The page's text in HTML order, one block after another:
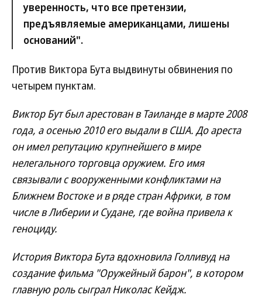
уверенность, что все претензии,
предъявляемые американцами, лишены
оснований".
Против Виктора Бута выдвинуты обвинения по
четырем пунктам.
Виктор Бут был арестован в Таиланде в марте 2008
года, а осенью 2010 его выдали в США. До ареста
он имел репутацию крупнейшего в мире
нелегального торговца оружием. Его имя
связывали с вооруженными конфликтами на
Ближнем Востоке и в ряде стран Африки, в том
числе в Либерии и Судане, где война привела к
геноциду.
История Виктора Бута вдохновила Голливуд на
создание фильма "Оружейный барон", в котором
главную роль сыграл Николас Кейдж.